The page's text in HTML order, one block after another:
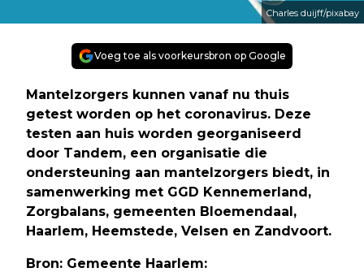
Charles duijff/pixabay
Voeg toe als voorkeursbron op Google
Mantelzorgers kunnen vanaf nu thuis
getest worden op het coronavirus. Deze
testen aan huis worden georganiseerd
door Tandem, een organisatie die
ondersteuning aan mantelzorgers biedt, in
samenwerking met GGD Kennemerland,
Zorgbalans, gemeenten Bloemendaal,
Haarlem, Heemstede, Velsen en Zandvoort.
Bron: Gemeente Haarlem: